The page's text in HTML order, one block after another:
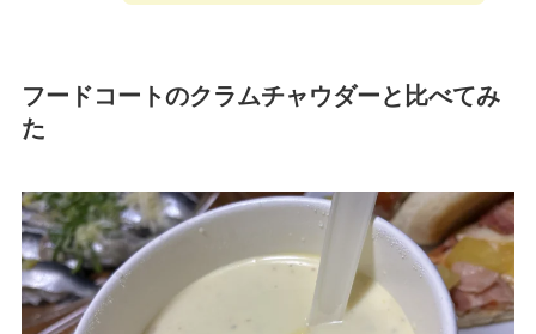
フードコートのクラムチャウダーと比べてみ
た